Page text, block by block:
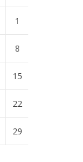
1
8
15
22
29